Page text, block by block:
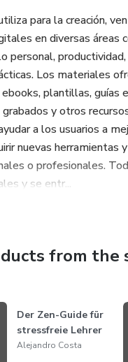
para la creación,
en diversas áreas
personal,
Los materiales
ebooks, plantillas, guías
y otros
a los usuarios a
nuevas herramientas
o profesionales.
y se entr...
from the
Der Zen-Guide für
stressfreie Lehrer
Alejandro Costa